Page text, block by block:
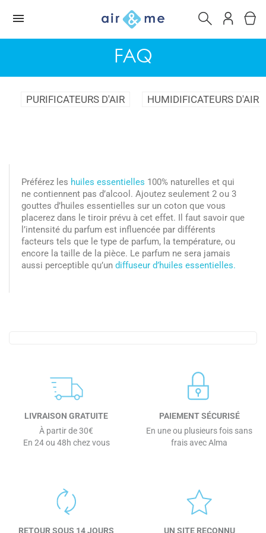
FAQ
PURIFICATEURS D'AIR HUMIDIFICATEURS D'AIR
Préférez les huiles essentielles 100% naturelles et qui
ne contiennent pas d’alcool. Ajoutez seulement 2 ou 3
gouttes d’huiles essentielles sur un coton que vous
placerez dans le tiroir prévu à cet effet. Il faut savoir que
l’intensité du parfum est influencée par différents
facteurs tels que le type de parfum, la température, ou
encore la taille de la pièce. Le parfum ne sera jamais
aussi perceptible qu’un diffuseur d’huiles essentielles.
LIVRAISON GRATUITE
À partir de 30€
En 24 ou 48h chez vous
PAIEMENT SÉCURISÉ
En une ou plusieurs fois sans
frais avec Alma
RETOUR SOUS 14 JOURS
UN SITE RECONNU